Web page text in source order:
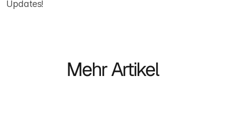
Updates!
Mehr Artikel